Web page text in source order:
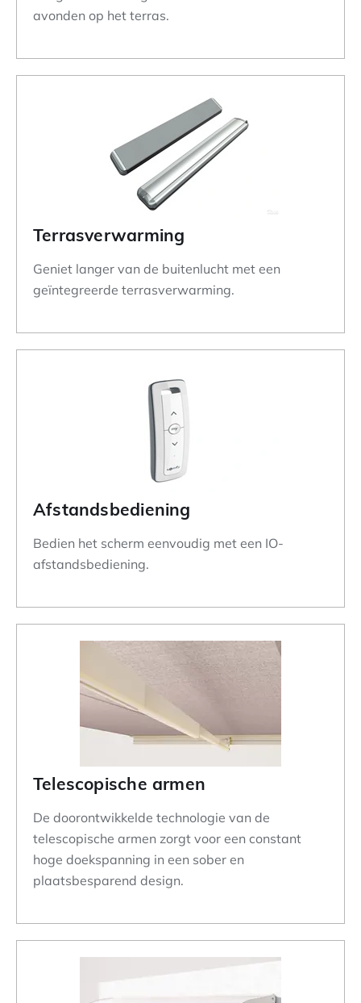
avonden op het terras.
Terrasverwarming
Geniet langer van de buitenlucht met een
geïntegreerde terrasverwarming.
Afstandsbediening
Bedien het scherm eenvoudig met een IO-
afstandsbediening.
Telescopische armen
De doorontwikkelde technologie van de
telescopische armen zorgt voor een constant
hoge doekspanning in een sober en
plaatsbesparend design.